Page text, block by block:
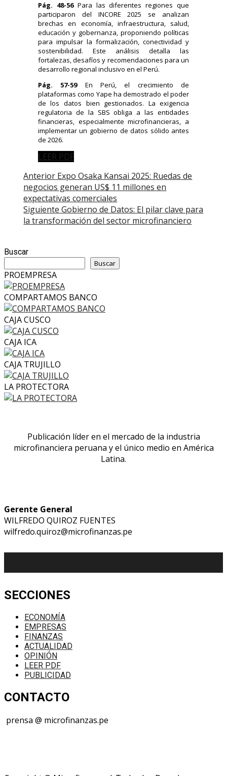
Pág. 48-56 Para las diferentes regiones que
participaron del INCORE 2025 se analizan
brechas en economía, infraestructura, salud,
educación y gobernanza, proponiendo políticas
para impulsar la formalización, conectividad y
sostenibilidad. Este análisis detalla las
fortalezas, desafíos y recomendaciones para un
desarrollo regional inclusivo en el Perú.
Pág. 57-59 En Perú, el crecimiento de
plataformas como Yape ha demostrado el poder
de los datos bien gestionados. La exigencia
regulatoria de la SBS obliga a las entidades
financieras, especialmente microfinancieras, a
implementar un gobierno de datos sólido antes
de 2026.
LEER PDF
Post
navigation
Anterior Expo Osaka Kansai 2025: Ruedas de
negocios generan US$ 11 millones en
expectativas comerciales
Siguiente Gobierno de Datos: El pilar clave para
la transformación del sector microfinanciero
Buscar
Buscar
PROEMPRESA
COMPARTAMOS BANCO
CAJA CUSCO
CAJA ICA
CAJA TRUJILLO
LA PROTECTORA
Publicación líder en el mercado de la industria
microfinanciera peruana y el único medio en América
Latina.
Gerente General
WILFREDO QUIROZ FUENTES
wilfredo.quiroz@microfinanzas.pe
SECCIONES
ECONOMÍA
EMPRESAS
FINANZAS
ACTUALIDAD
OPINIÓN
LEER PDF
PUBLICIDAD
CONTACTO
prensa @ microfinanzas.pe